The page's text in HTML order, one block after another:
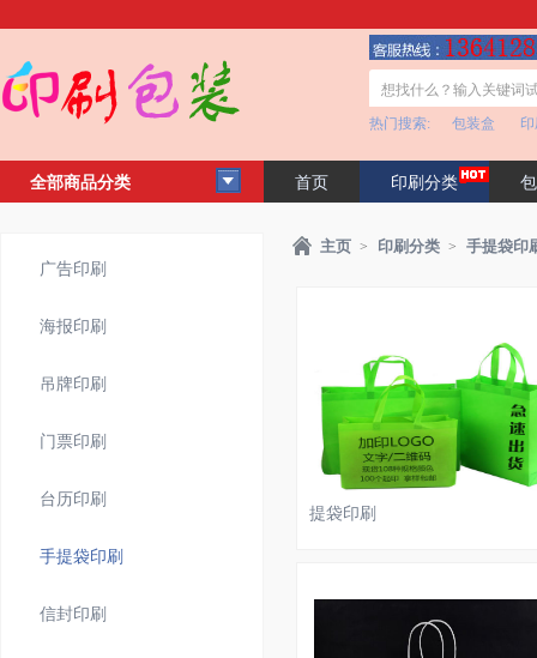
热门搜索: 包装盒
全部商品分类 首页 印刷分类
主页 > 印刷分类 > 手提袋印
提袋印刷
广告印刷
海报印刷
吊牌印刷
门票印刷
台历印刷
手提袋印刷
信封印刷